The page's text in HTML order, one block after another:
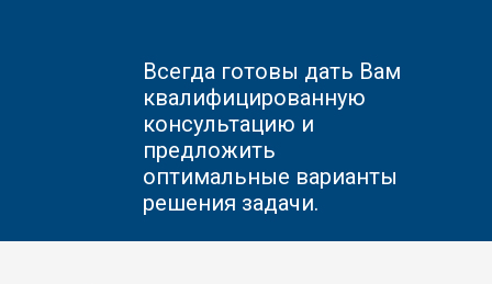
Всегда готовы дать Вам
квалифицированную
консультацию и
предложить
оптимальные варианты
решения задачи.